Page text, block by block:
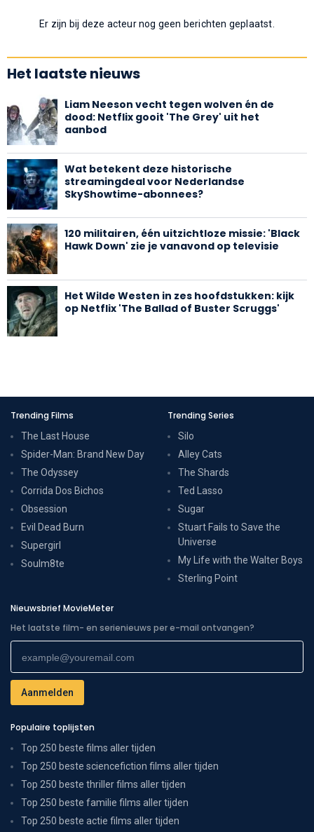
Er zijn bij deze acteur nog geen berichten geplaatst.
Het laatste nieuws
Liam Neeson vecht tegen wolven én de
dood: Netflix gooit 'The Grey' uit het
aanbod
Wat betekent deze historische
streamingdeal voor Nederlandse
SkyShowtime-abonnees?
120 militairen, één uitzichtloze missie: 'Black
Hawk Down' zie je vanavond op televisie
Het Wilde Westen in zes hoofdstukken: kijk
op Netflix 'The Ballad of Buster Scruggs'
Trending Films
The Last House
Spider-Man: Brand New Day
The Odyssey
Corrida Dos Bichos
Obsession
Evil Dead Burn
Supergirl
Soulm8te
Trending Series
Silo
Alley Cats
The Shards
Ted Lasso
Sugar
Stuart Fails to Save the
Universe
My Life with the Walter Boys
Sterling Point
Nieuwsbrief MovieMeter
Het laatste film- en serienieuws per e-mail ontvangen?
Populaire toplijsten
Top 250 beste films aller tijden
Top 250 beste sciencefiction films aller tijden
Top 250 beste thriller films aller tijden
Top 250 beste familie films aller tijden
Top 250 beste actie films aller tijden